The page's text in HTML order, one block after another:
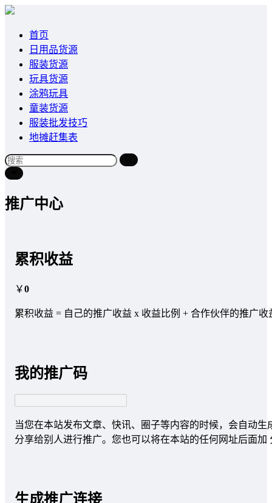
首页
日用品货源
服装货源
玩具货源
涂鸦玩具
童装货源
服装批发技巧
地摊赶集表
推广中心
累积收益
￥0
累积收益 = 自己的推广收益 x 收益比例 + 合作伙伴的推广收
我的推广码
当您在本站发布文章、快讯、圈子等内容的时候，会自动
分享给别人进行推广。您也可以将在本站的任何网址后面加
生成推广连接